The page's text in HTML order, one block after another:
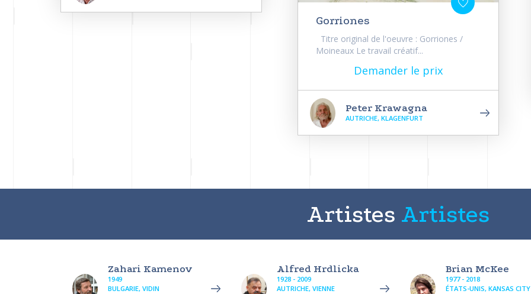
Gorriones
Titre original de l'oeuvre : Gorriones /
Moineaux Le travail créatif...
Demander le prix
Peter Krawagna
AUTRICHE, KLAGENFURT
Artistes Artistes
Zahari Kamenov
1949
BULGARIE, VIDIN
Alfred Hrdlicka
1928 - 2009
AUTRICHE, VIENNE
Brian McKee
1977 - 2018
ÉTATS-UNIS, KANSAS CITY